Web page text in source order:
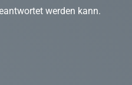
werden kann.